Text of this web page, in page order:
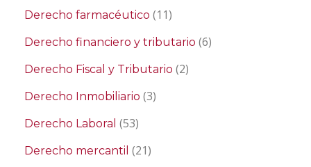
Derecho farmacéutico (11)
Derecho financiero y tributario (6)
Derecho Fiscal y Tributario (2)
Derecho Inmobiliario (3)
Derecho Laboral (53)
Derecho mercantil (21)